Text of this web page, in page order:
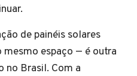
de painéis solares
espaço — é outra
no Brasil. Com a